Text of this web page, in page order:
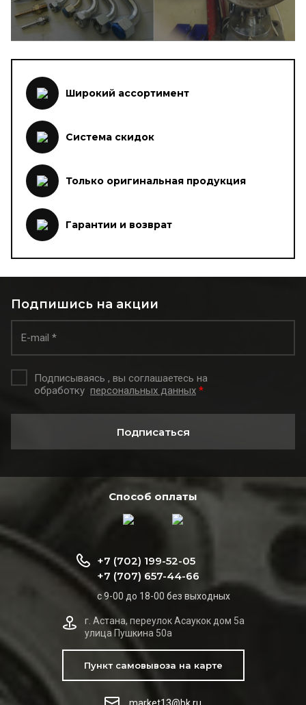
Широкий ассортимент
Система скидок
Только оригинальная продукция
Гарантии и возврат
Подпишись на акции
Подписываясь , вы соглашаетесь на
обработку персональных данных *
Подписаться
Способ оплаты
+7 (702) 199-52-05
+7 (707) 657-44-66
с 9-00 до 18-00 без выходных
г. Астана, переулок Асаукок дом 5а
улица Пушкина 50а
Пункт самовывоза на карте
market13@bk.ru